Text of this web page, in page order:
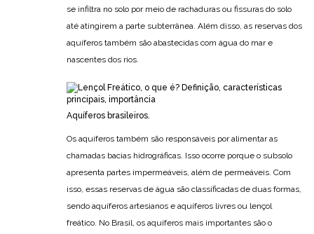
se infiltra no solo por meio de rachaduras ou fissuras do solo
até atingirem a parte subterrânea. Além disso, as reservas dos
aquíferos também são abastecidas com água do mar e
nascentes dos rios.
Aquíferos brasileiros.
Os aquíferos também são responsáveis por alimentar as
chamadas bacias hidrográficas. Isso ocorre porque o subsolo
apresenta partes impermeáveis, além de permeáveis. Com
isso, essas reservas de água são classificadas de duas formas,
sendo aquíferos artesianos e aquíferos livres ou lençol
freático. No Brasil, os aquíferos mais importantes são o